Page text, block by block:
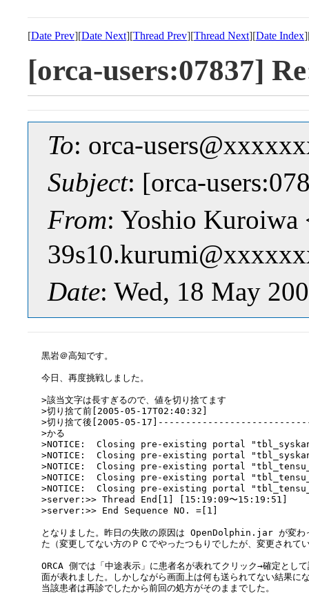
[Date Prev][Date Next][Thread Prev][Thread Next][Date Index
[orca-users:07837]
To: orca-
Subject: [orca-
From: Yoshio Kuroiwa
Date: Wed, 18 May
黒岩＠高知です。
今日、再度挑戦しました。
>該当文字は長すぎるので、値を切り捨てます
>切り捨て前[2005-05-17T02:40:32]
>切り捨て後[2005-05-17]------------------------------
>かる
>NOTICE:  Closing pre-existing portal
>NOTICE:  Closing pre-existing portal
>NOTICE:  Closing pre-existing portal
>NOTICE:  Closing pre-existing portal
>NOTICE:  Closing pre-existing portal
>server:>> Thread End[1] [15:19:09〜15:19:51]
>server:>> End Sequence NO. =[1]
となりました。昨日の失敗の原因は OpenDolphin.jar が変わ
た（変更してない方のＰＣでやったつもりでしたが、変更されて
ORCA 側では「中途表示」に患者名が表れてクリック→確定とし
面が表れました。しかしながら画面上は何も送られてない結果に
当該患者は再診でしたから前回の処方がそのままでした。